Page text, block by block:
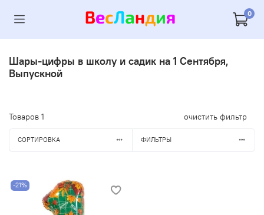
0
Шары-цифры в школу и садик на 1 Сентября,
Выпускной
Товаров 1 очистить фильтр
СОРТИРОВКА ФИЛЬТРЫ
-21%